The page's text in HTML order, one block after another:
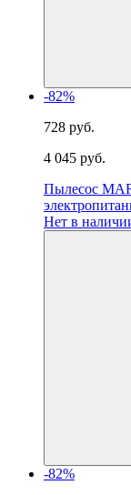
-82%
728 руб.
4 045 руб.
Пылесос
Нет в
-82%